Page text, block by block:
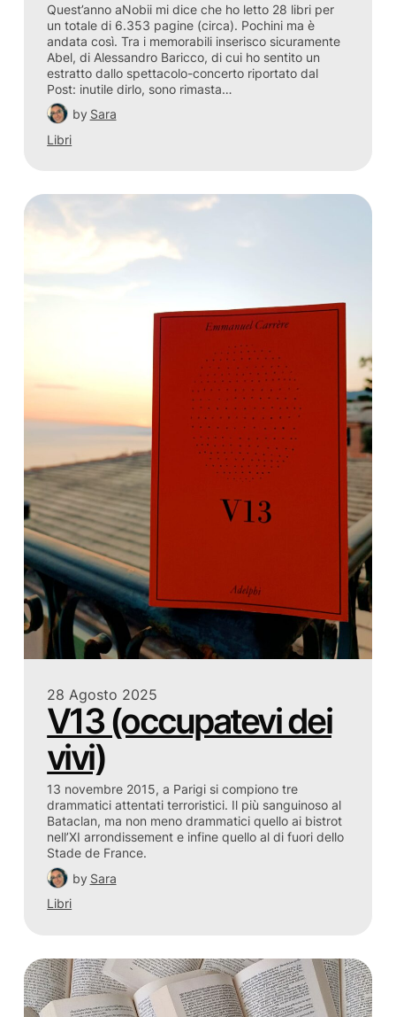
Quest’anno aNobii mi dice che ho letto 28 libri per
un totale di 6.353 pagine (circa). Pochini ma è
andata così. Tra i memorabili inserisco sicuramente
Abel, di Alessandro Baricco, di cui ho sentito un
estratto dallo spettacolo-concerto riportato dal
Post: inutile dirlo, sono rimasta…
by Sara
Libri
28 Agosto 2025
V13 (occupatevi dei
vivi)
13 novembre 2015, a Parigi si compiono tre
drammatici attentati terroristici. Il più sanguinoso al
Bataclan, ma non meno drammatici quello ai bistrot
nell’XI arrondissement e infine quello al di fuori dello
Stade de France.
by Sara
Libri